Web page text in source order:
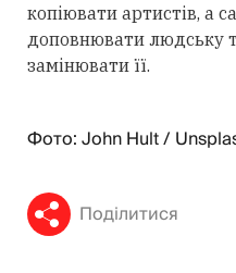
копіювати артистів, а
доповнювати людську
замінювати її.
Фото: John Hult /
Поділитися